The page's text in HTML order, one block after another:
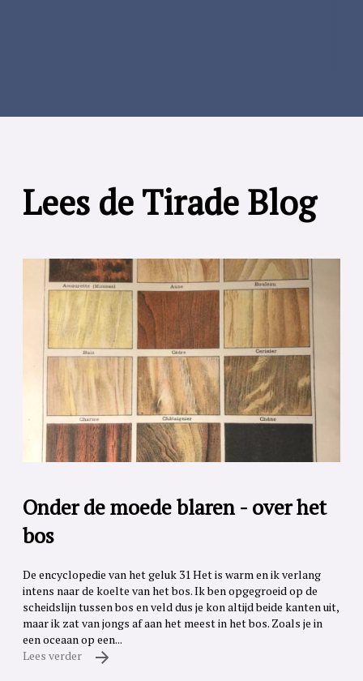
Lees de Tirade Blog
Onder de moede blaren - over het
bos
De encyclopedie van het geluk 31 Het is warm en ik verlang
intens naar de koelte van het bos. Ik ben opgegroeid op de
scheidslijn tussen bos en veld dus je kon altijd beide kanten uit,
maar ik zat van jongs af aan het meest in het bos. Zoals je in
een oceaan op een...
Lees verder